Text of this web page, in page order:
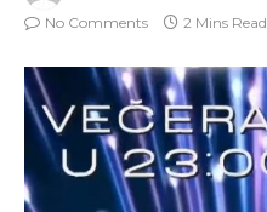
No Comments
2 Mins Read